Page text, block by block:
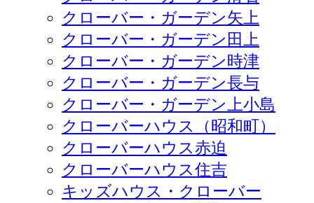
クローバー・ガーデン矢上
クローバー・ガーデン田上
クローバー・ガーデン時津
クローバー・ガーデン長与
クローバー・ガーデン上小島
クローバーハウス（昭和町）
クローバーハウス赤迫
クローバーハウス住吉
キッズハウス・クローバー